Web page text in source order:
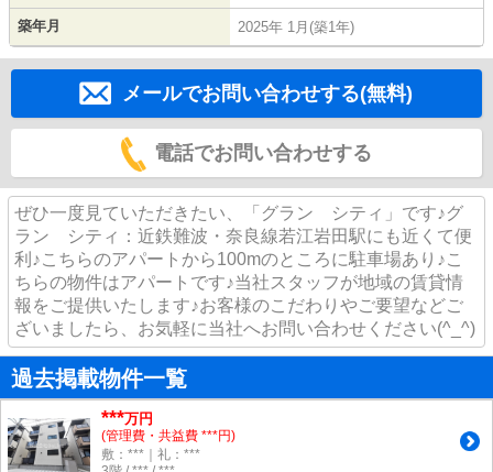
築年月 2025年 1月(築1年)
メールでお問い合わせする(無料)
電話でお問い合わせする
ぜひ一度見ていただきたい、「グラン シティ」です♪グ
ラン シティ：近鉄難波・奈良線若江岩田駅にも近くて便
利♪こちらのアパートから100mのところに駐車場あり♪こ
ちらの物件はアパートです♪当社スタッフが地域の賃貸情
報をご提供いたします♪お客様のこだわりやご要望などご
ざいましたら、お気軽に当社へお問い合わせください(^_^)
過去掲載物件一覧
***万円
(管理費・共益費 ***円)
敷：***｜礼：***